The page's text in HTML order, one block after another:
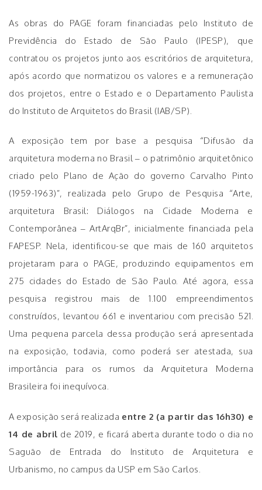
As obras do PAGE foram financiadas pelo Instituto de
Previdência do Estado de São Paulo (IPESP), que
contratou os projetos junto aos escritórios de arquitetura,
após acordo que normatizou os valores e a remuneração
dos projetos, entre o Estado e o Departamento Paulista
do Instituto de Arquitetos do Brasil (IAB/SP).
A exposição tem por base a pesquisa “Difusão da
arquitetura moderna no Brasil – o patrimônio arquitetônico
criado pelo Plano de Ação do governo Carvalho Pinto
(1959-1963)”, realizada pelo Grupo de Pesquisa “Arte,
arquitetura Brasil: Diálogos na Cidade Moderna e
Contemporânea – ArtArqBr”, inicialmente financiada pela
FAPESP. Nela, identificou-se que mais de 160 arquitetos
projetaram para o PAGE, produzindo equipamentos em
275 cidades do Estado de São Paulo. Até agora, essa
pesquisa registrou mais de 1.100 empreendimentos
construídos, levantou 661 e inventariou com precisão 521.
Uma pequena parcela dessa produção será apresentada
na exposição, todavia, como poderá ser atestada, sua
importância para os rumos da Arquitetura Moderna
Brasileira foi inequívoca.
A exposição será realizada entre 2 (a partir das 16h30) e
14 de abril de 2019, e ficará aberta durante todo o dia no
Saguão de Entrada do Instituto de Arquitetura e
Urbanismo, no campus da USP em São Carlos.